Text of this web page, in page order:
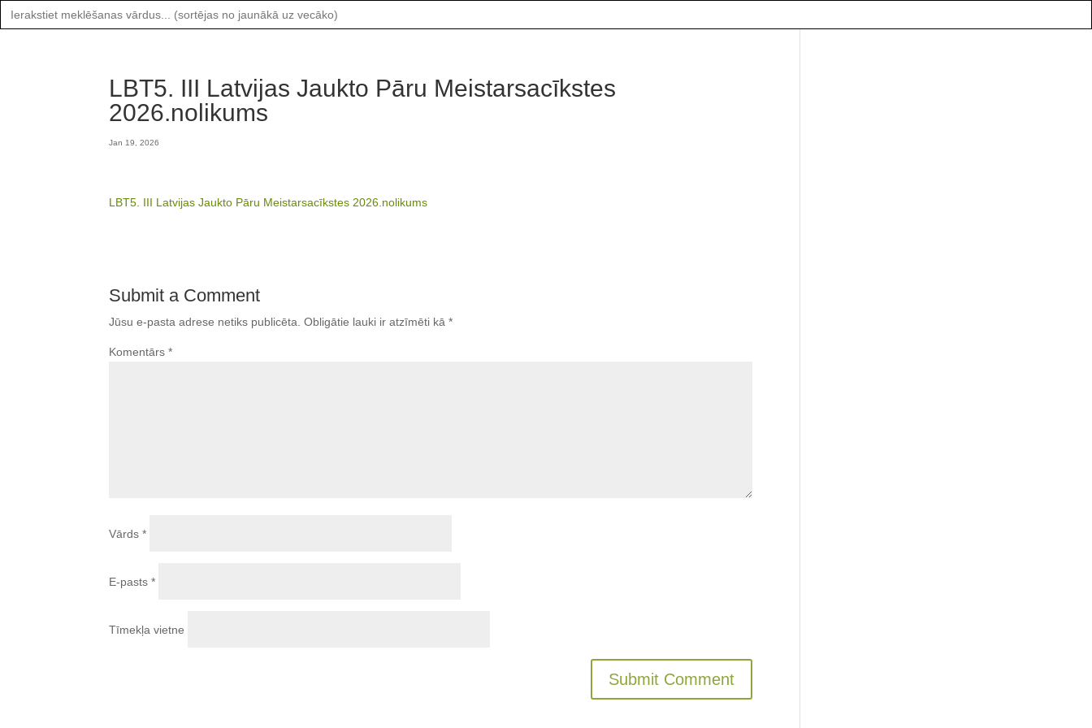
Search
for:
LBT5. III Latvijas Jaukto Pāru Meistarsacīkstes
2026.nolikums
Jan 19, 2026
LBT5. III Latvijas Jaukto Pāru Meistarsacīkstes 2026.nolikums
Submit a Comment
Jūsu e-pasta adrese netiks publicēta. Obligātie lauki ir atzīmēti kā*
Komentārs*
Vārds*
E-pasts*
Tīmekļa vietne